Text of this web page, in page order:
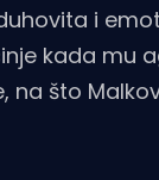
i
kada mu
na što